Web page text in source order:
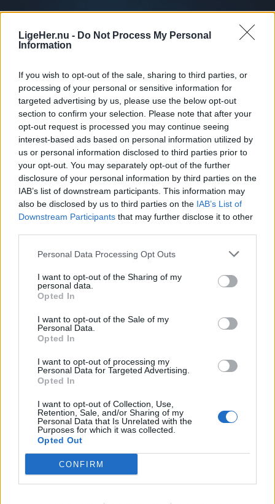
LigeHer.nu - Do Not Process My Personal
Information
If you wish to opt-out of the sale, sharing to third parties, or
processing of your personal or sensitive information for
targeted advertising by us, please use the below opt-out
section to confirm your selection. Please note that after your
opt-out request is processed you may continue seeing
interest-based ads based on personal information utilized by
us or personal information disclosed to third parties prior to
your opt-out. You may separately opt-out of the further
disclosure of your personal information by third parties on the
IAB’s list of downstream participants. This information may
also be disclosed by us to third parties on the IAB’s List of
Downstream Participants that may further disclose it to other
Personal Data Processing Opt Outs
I want to opt-out of the Sharing of my
personal data.
Opted In
I want to opt-out of the Sale of my
Personal Data.
Opted In
I want to opt-out of processing my
Personal Data for Targeted Advertising.
Opted In
I want to opt-out of Collection, Use,
Retention, Sale, and/or Sharing of my
Personal Data that Is Unrelated with the
Purposes for which it was collected.
Opted Out
CONFIRM
Selv om adressen bliver ny, kan de mange
stamgæster glæde sig over, at caféens populære
brunchkoncept fortsætter uændret.
- Vores morgenbræt og brunch følger med. Det er
en stor del af Capu, og det kommer gæsterne til at
opleve præcis, som de kender det.
torsdag, fredag og lørdag åbner restauranten
også om aftenen. Her bliver konceptet inspireret
af social dining, hvor gæsterne selv
sammensætter flere mindre retter, som serveres
- Vi vil skabe en hyggelig og uformel oplevelse,
hvor man deler maden, men stadig vælger sine
egne retter.
Mere plads til udvikling
Aktuelt
Nordjyder kan se årtiets største
solformørkelse
Emilie Nesheim Shaw
Følg os på Discover
08. august 2026 kl. 14.00
NORDJYLLAND: Når solen går mod horisonten
onsdag 12. august, bliver det ikke en helt
almindelig sommeraften.
Nordjyder får nemlig mulighed for at opleve den
kraftigste delvise solformørkelse, der kan ses fra
Danmark frem til 2048.
Over hele landet vil Månen bevæge sig ind foran
Solen, og afhængigt af hvor i Danmark man
befinder sig, vil op mod 86 procent af Solens skive
være dækket.